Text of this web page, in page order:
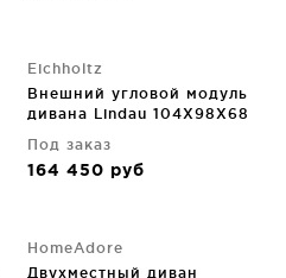
Eichholtz
Внешний угловой модуль
дивана Lindau 104X98X68
Под заказ
164 450 руб
HomeAdore
Двухместный диван